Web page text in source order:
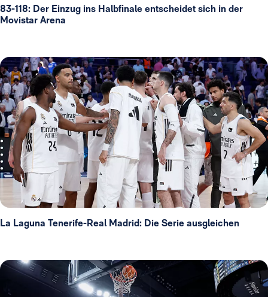
83-118: Der Einzug ins Halbfinale entscheidet sich in der
Movistar Arena
La Laguna Tenerife-Real Madrid: Die Serie ausgleichen